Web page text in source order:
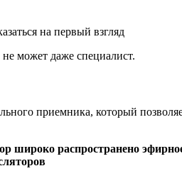
на первый взгляд
может даже специалист.
приемника, который
широко распространено